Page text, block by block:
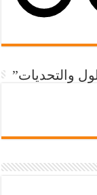
والتحديات”